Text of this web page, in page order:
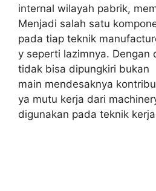
internal wilayah pabrik,
Menjadi salah satu
pada tiap teknik
y seperti lazimnya. Dengan
tidak bisa dipungkiri bukan
main mendesaknya
ya mutu kerja dari
digunakan pada teknik